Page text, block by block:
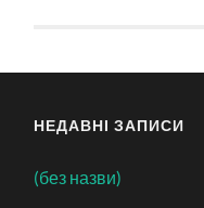
НЕДАВНІ ЗАПИСИ
(без назви)